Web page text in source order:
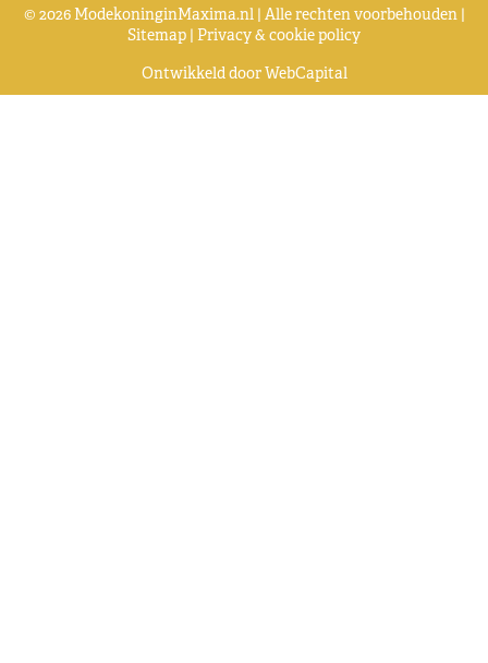
© 2026 ModekoninginMaxima.nl | Alle rechten voorbehouden |
Sitemap | Privacy & cookie policy
Ontwikkeld doorWebCapital